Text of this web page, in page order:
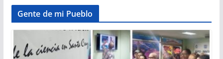
Gente de mi Pueblo